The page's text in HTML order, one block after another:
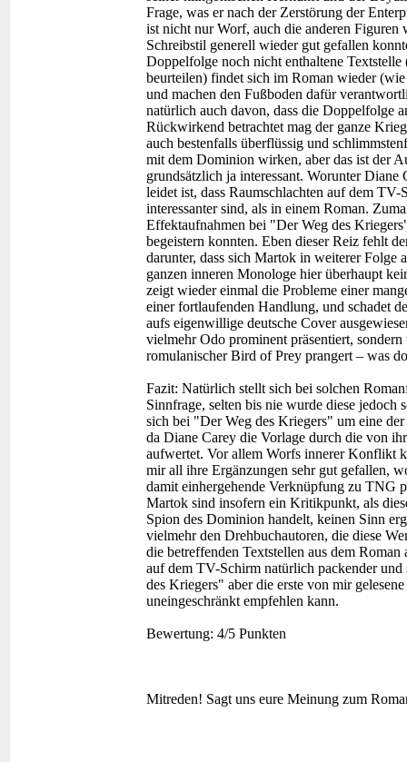
Frage, was er nach der Zerstörung der
ist nicht nur Worf, auch die anderen
Schreibstil generell wieder gut gefallen
Doppelfolge noch nicht enthaltene
beurteilen) findet sich im Roman wieder
und machen den Fußboden dafür
natürlich auch davon, dass die Doppelfolge
Rückwirkend betrachtet mag der ganze
auch bestenfalls überflüssig und
mit dem Dominion wirken, aber das ist der
grundsätzlich ja interessant. Worunter
leidet ist, dass Raumschlachten auf dem
interessanter sind, als in einem Roman.
Effektaufnahmen bei "Der Weg des
begeistern konnten. Eben dieser Reiz fehlt
darunter, dass sich Martok in weiterer Folge
ganzen inneren Monologe hier überhaupt
zeigt wieder einmal die Probleme einer
einer fortlaufenden Handlung, und schadet
aufs eigenwillige deutsche Cover
vielmehr Odo prominent präsentiert,
romulanischer Bird of Prey prangert – was
Fazit: Natürlich stellt sich bei solchen
Sinnfrage, selten bis nie wurde diese jedoch
sich bei "Der Weg des Kriegers" um eine
da Diane Carey die Vorlage durch die von
aufwertet. Vor allem Worfs innerer Konflikt
mir all ihre Ergänzungen sehr gut gefallen,
damit einhergehende Verknüpfung zu TNG
Martok sind insofern ein Kritikpunkt, als
Spion des Dominion handelt, keinen Sinn
vielmehr den Drehbuchautoren, die diese
die betreffenden Textstellen aus dem
auf dem TV-Schirm natürlich packender
des Kriegers" aber die erste von mir
uneingeschränkt empfehlen kann.
Bewertung: 4/5 Punkten
Mitreden! Sagt uns eure Meinung zum